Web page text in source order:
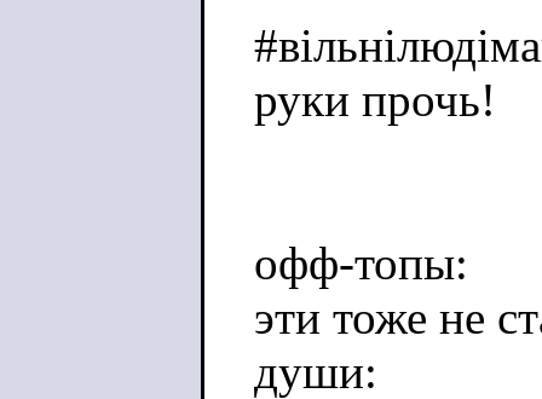
руки прочь!
офф-топы:
эти тоже не
души: